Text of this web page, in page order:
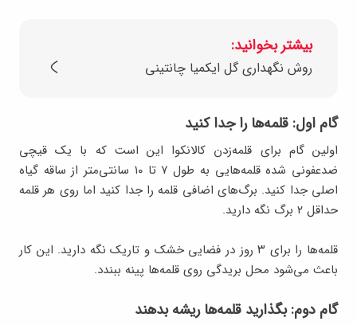
بیشتر بخوانید:
روش نگهداری گل ایکمیا چانتینی
گام اول: قلمه‌ها را جدا کنید
اولین گام برای قلمه‌زدن کالانکوا این است که با یک قیچی
ضدعفونی شده قلمه‌هایی به طول ۷ تا ۱۰ سانتی‌متر از ساقه گیاه
اصلی جدا کنید. برگ‌های اضافی قلمه را جدا کنید اما روی هر قلمه
حداقل ۲ برگ نگه دارید.
قلمه‌ها را برای ۳ روز در فضایی خشک و تاریک نگه دارید. این کار
باعث می‌شود محل بریدگی روی قلمه‌ها پینه ببندد.
گام دوم: بگذارید قلمه‌ها ریشه بدهند